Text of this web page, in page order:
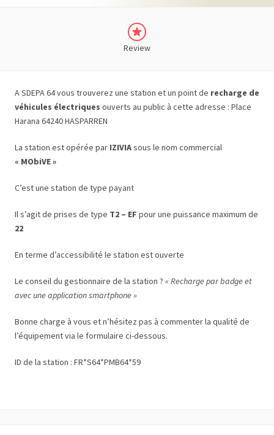
Review
A SDEPA 64 vous trouverez une station et un point de recharge de
véhicules électriques ouverts au public à cette adresse : Place
Harana 64240 HASPARREN
La station est opérée par IZIVIAsous le nom commercial
« MObiVE »
C’est une station de type payant
Il s’agit de prises de type T2 – EF pour une puissance maximum de
22
En terme d’accessibilité le station est ouverte
Le conseil du gestionnaire de la station ? « Recharge par badge et
avec une application smartphone »
Bonne charge à vous et n’hésitez pas à commenter la qualité de
l’équipement via le formulaire ci-dessous.
ID de la station : FR*S64*PMB64*59